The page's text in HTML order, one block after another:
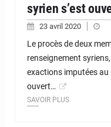
syrien s’est
23 avril 2020
Le procès de deux
renseignement
exactions imputées au
ouvert…
SAVOIR PLUS